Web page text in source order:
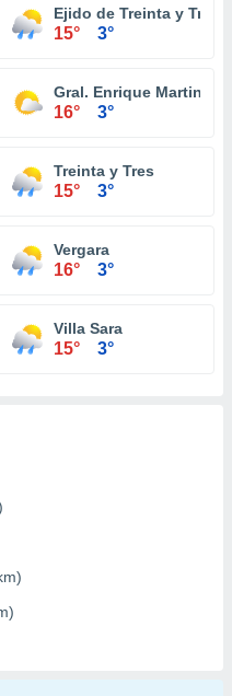
Ejido de Treinta y Tres
15° 3°
Gral. Enrique Martinez
16° 3°
Treinta y Tres
15° 3°
Vergara
16° 3°
Villa Sara
15° 3°